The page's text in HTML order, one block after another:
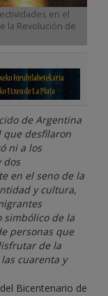
en el
la Revolución de
de Argentina
que desfilaron
ni a los
dos
en el seno de la
y cultura,
simbólico de la
personas que
de la
cuarenta y
Bicentenario de